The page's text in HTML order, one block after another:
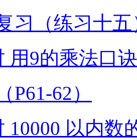
习（练习十五
用9的乘法口
P61-62）
10000 以内数